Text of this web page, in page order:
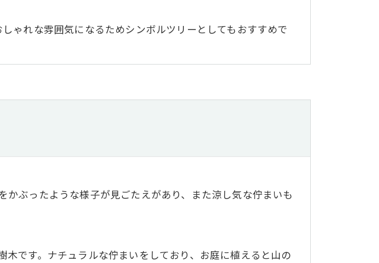
ゃれな雰囲気になるためシンボルツリーとしてもおすすめで
ぶったような様子が見ごたえがあり、また涼し気な佇まいも
です。ナチュラルな佇まいをしており、お庭に植えると山の